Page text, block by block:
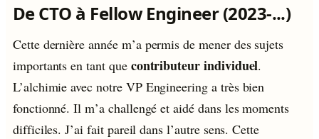
De CTO à Fellow Engineer (2023-...)
Cette dernière année m’a permis de mener des sujets
importants en tant que contributeur individuel.
L’alchimie avec notre VP Engineering a très bien
fonctionné. Il m’a challengé et aidé dans les moments
difficiles. J’ai fait pareil dans l’autre sens. Cette